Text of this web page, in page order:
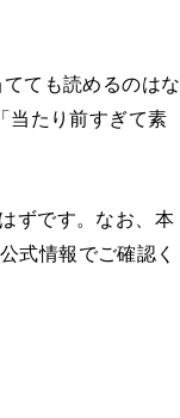
ても読めるのはな
たり前すぎて素
ずです。なお、本
式情報でご確認く